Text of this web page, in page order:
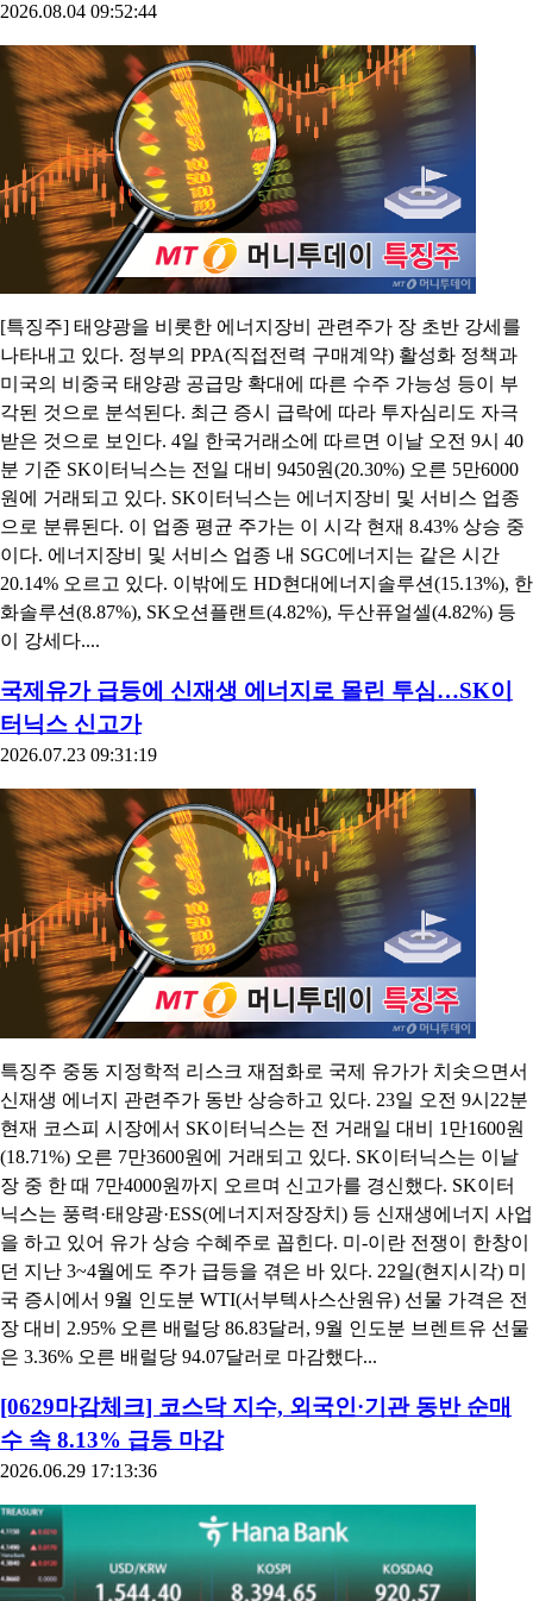
2026.08.04 09:52:44
[특징주] 태양광을 비롯한 에너지장비 관련주가 장 초반 강세를
나타내고 있다. 정부의 PPA(직접전력 구매계약) 활성화 정책과
미국의 비중국 태양광 공급망 확대에 따른 수주 가능성 등이 부
각된 것으로 분석된다. 최근 증시 급락에 따라 투자심리도 자극
받은 것으로 보인다. 4일 한국거래소에 따르면 이날 오전 9시 40
분 기준 SK이터닉스는 전일 대비 9450원(20.30%) 오른 5만6000
원에 거래되고 있다. SK이터닉스는 에너지장비 및 서비스 업종
으로 분류된다. 이 업종 평균 주가는 이 시각 현재 8.43% 상승 중
이다. 에너지장비 및 서비스 업종 내 SGC에너지는 같은 시간
20.14% 오르고 있다. 이밖에도 HD현대에너지솔루션(15.13%), 한
화솔루션(8.87%), SK오션플랜트(4.82%), 두산퓨얼셀(4.82%) 등
이 강세다....
국제유가 급등에 신재생 에너지로 몰린 투심…SK이
터닉스 신고가
2026.07.23 09:31:19
특징주 중동 지정학적 리스크 재점화로 국제 유가가 치솟으면서
신재생 에너지 관련주가 동반 상승하고 있다. 23일 오전 9시22분
현재 코스피 시장에서 SK이터닉스는 전 거래일 대비 1만1600원
(18.71%) 오른 7만3600원에 거래되고 있다. SK이터닉스는 이날
장 중 한 때 7만4000원까지 오르며 신고가를 경신했다. SK이터
닉스는 풍력·태양광·ESS(에너지저장장치) 등 신재생에너지 사업
을 하고 있어 유가 상승 수혜주로 꼽힌다. 미-이란 전쟁이 한창이
던 지난 3~4월에도 주가 급등을 겪은 바 있다. 22일(현지시각) 미
국 증시에서 9월 인도분 WTI(서부텍사스산원유) 선물 가격은 전
장 대비 2.95% 오른 배럴당 86.83달러, 9월 인도분 브렌트유 선물
은 3.36% 오른 배럴당 94.07달러로 마감했다...
[0629마감체크] 코스닥 지수, 외국인·기관 동반 순매
수 속 8.13% 급등 마감
2026.06.29 17:13:36